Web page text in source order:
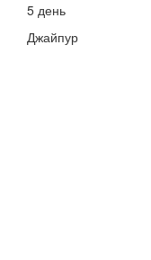
5 день
Джайпур